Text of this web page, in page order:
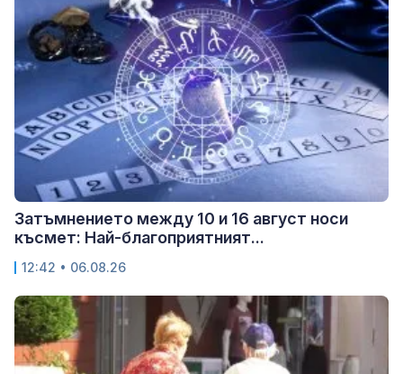
Затъмнението между 10 и 16 август носи
късмет: Най-благоприятният...
12:42 • 06.08.26